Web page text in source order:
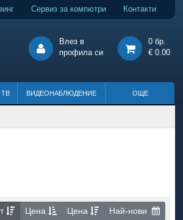
Сервиз за компютри Контакти
Влез в
профила си
0 бр.
€ 0.00
ВИДЕОНАБЛЮДЕНИЕ ОЩЕ
Цена Цена Най-нови